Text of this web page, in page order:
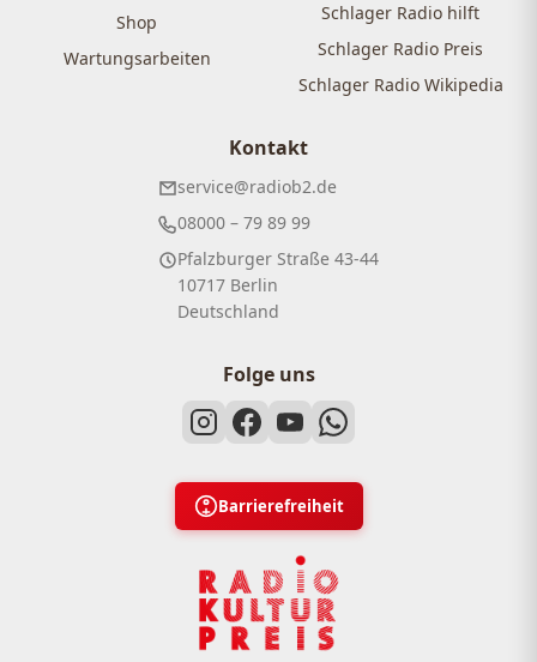
Shop
Wartungsarbeiten
Schlager Radio hilft
Schlager Radio Preis
Schlager Radio Wikipedia
Kontakt
service@radiob2.de
08000 – 79 89 99
Pfalzburger Straße 43-44
10717 Berlin
Deutschland
Folge uns
Barrierefreiheit